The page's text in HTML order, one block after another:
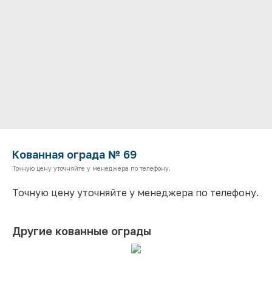
Кованная ограда № 69
Точную цену уточняйте у менеджера по телефону.
Точную цену уточняйте у менеджера по телефону.
Другие кованные ограды